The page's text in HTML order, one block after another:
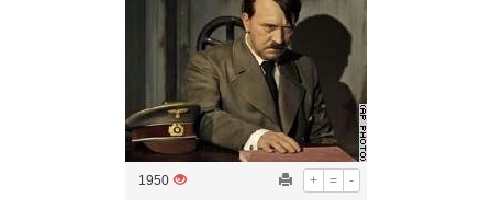
ثلة من الضابطات في الجييش الكويتي
+ = -
1950